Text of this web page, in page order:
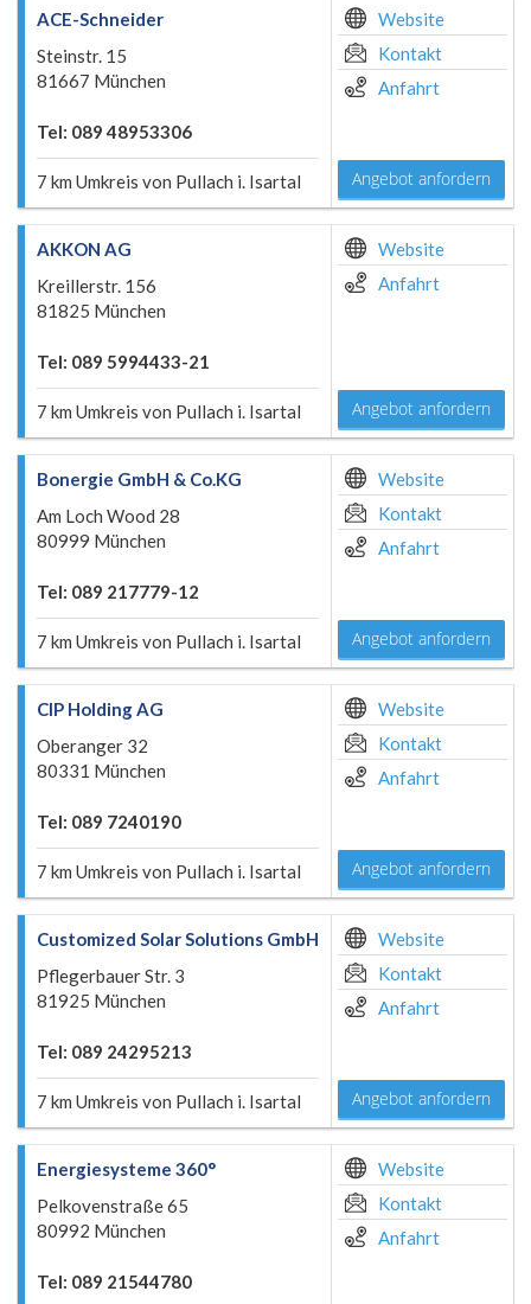
ACE-Schneider
Steinstr. 15
81667 München
Tel: 089 48953306
7 km Umkreis von Pullach i. Isartal
Website
Kontakt
Anfahrt
Angebot anfordern
AKKON AG
Kreillerstr. 156
81825 München
Tel: 089 5994433-21
7 km Umkreis von Pullach i. Isartal
Website
Anfahrt
Angebot anfordern
Bonergie GmbH & Co.KG
Am Loch Wood 28
80999 München
Tel: 089 217779-12
7 km Umkreis von Pullach i. Isartal
Website
Kontakt
Anfahrt
Angebot anfordern
CIP Holding AG
Oberanger 32
80331 München
Tel: 089 7240190
7 km Umkreis von Pullach i. Isartal
Website
Kontakt
Anfahrt
Angebot anfordern
Customized Solar Solutions GmbH
Pflegerbauer Str. 3
81925 München
Tel: 089 24295213
7 km Umkreis von Pullach i. Isartal
Website
Kontakt
Anfahrt
Angebot anfordern
Energiesysteme 360°
Pelkovenstraße 65
80992 München
Tel: 089 21544780
Website
Kontakt
Anfahrt